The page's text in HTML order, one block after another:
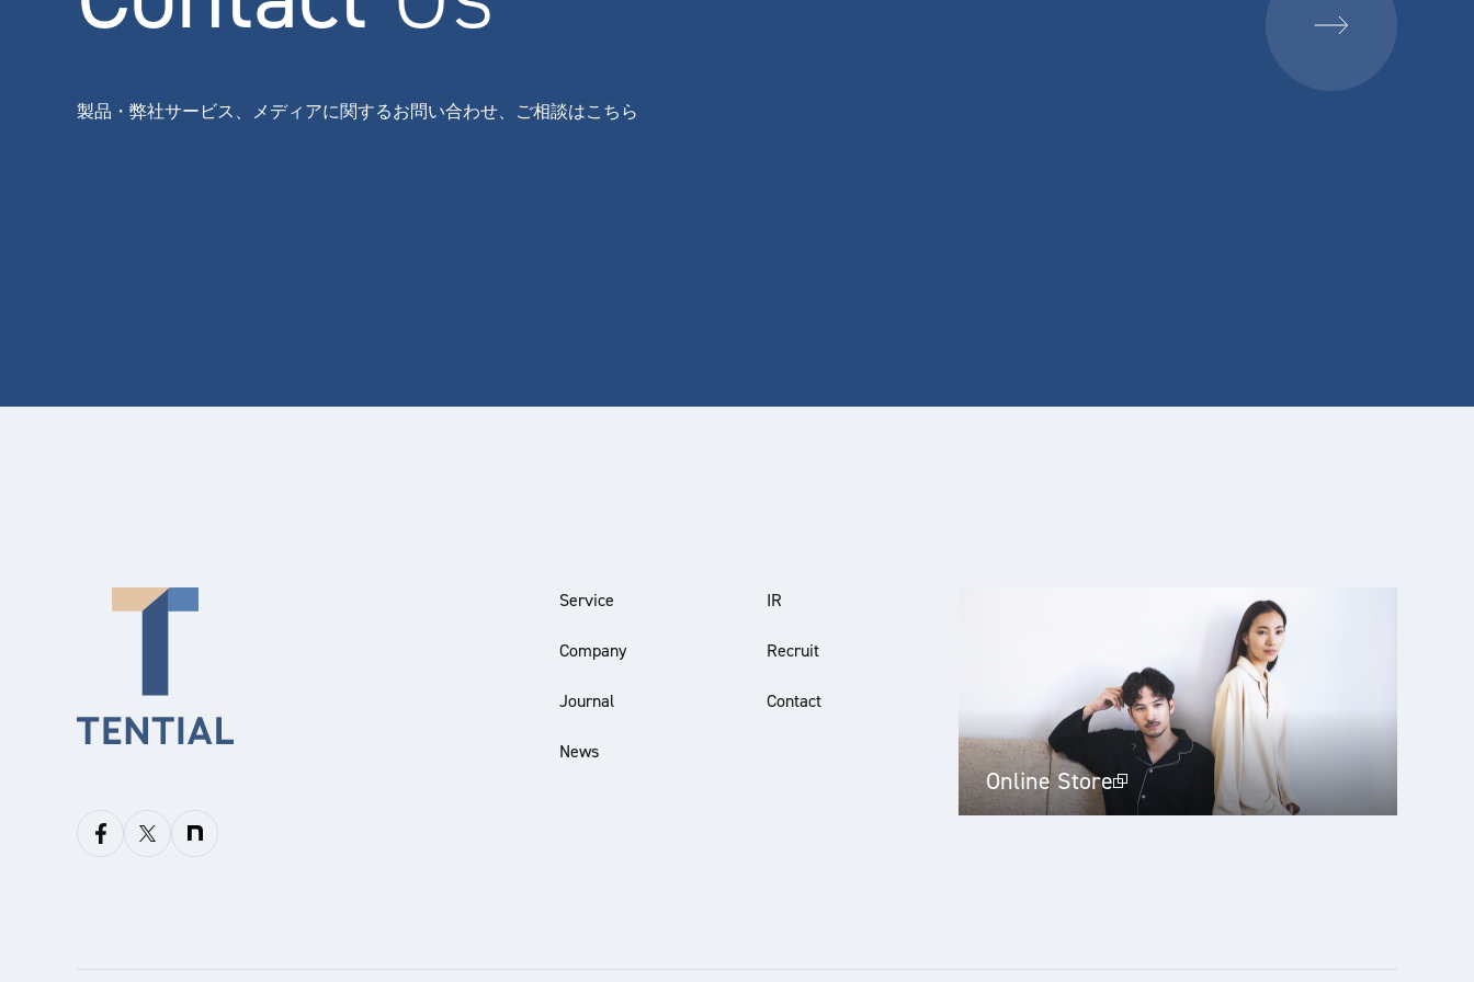
製品・弊社サービス、メディアに関するお問い合わせ、ご相談はこちら
Service
Company
Journal
News
IR
Recruit
Contact
Online Store